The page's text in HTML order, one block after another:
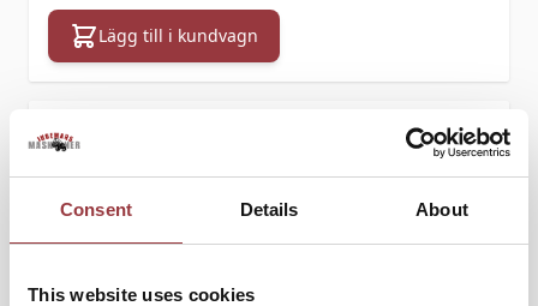
Consent Details About
This website uses cookies
Lägg till i kundvagn